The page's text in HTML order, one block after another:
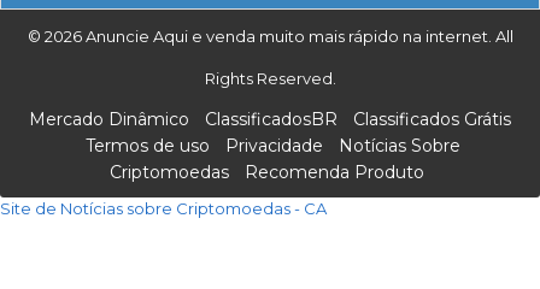
© 2026 Anuncie Aqui e venda muito mais rápido na internet. All
Rights Reserved.
Mercado Dinâmico ClassificadosBR
Classificados Grátis
Termos de uso
Privacidade
Notícias Sobre
Criptomoedas
Recomenda Produto
Site de Notícias sobre Criptomoedas - CA